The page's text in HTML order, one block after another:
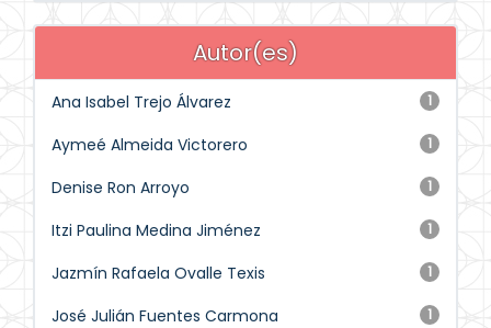
Autor(es)
1
Ana Isabel Trejo Álvarez
1
Aymeé Almeida Victorero
1
Denise Ron Arroyo
1
Itzi Paulina Medina Jiménez
1
Jazmín Rafaela Ovalle Texis
1
José Julián Fuentes Carmona